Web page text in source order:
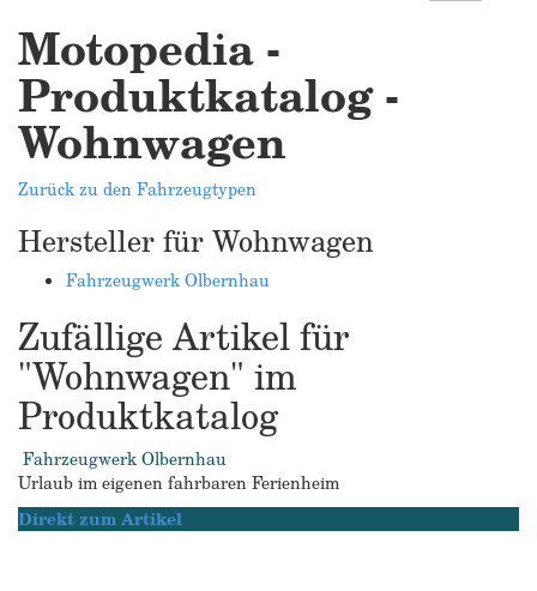
Motopedia -
Produktkatalog -
Wohnwagen
Zurück zu den Fahrzeugtypen
Hersteller für Wohnwagen
Fahrzeugwerk Olbernhau
Zufällige Artikel für
"Wohnwagen" im
Produktkatalog
Fahrzeugwerk Olbernhau
Urlaub im eigenen fahrbaren Ferienheim
Direkt zum Artikel